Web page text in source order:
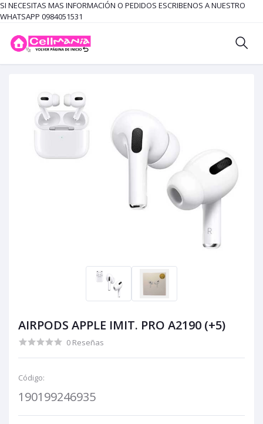
SI NECESITAS MAS INFORMACIÓN O PEDIDOS ESCRIBENOS A NUESTRO
WHATSAPP 0984051531
AIRPODS APPLE IMIT. PRO A2190 (+5)
0 Reseñas
Código:
190199246935